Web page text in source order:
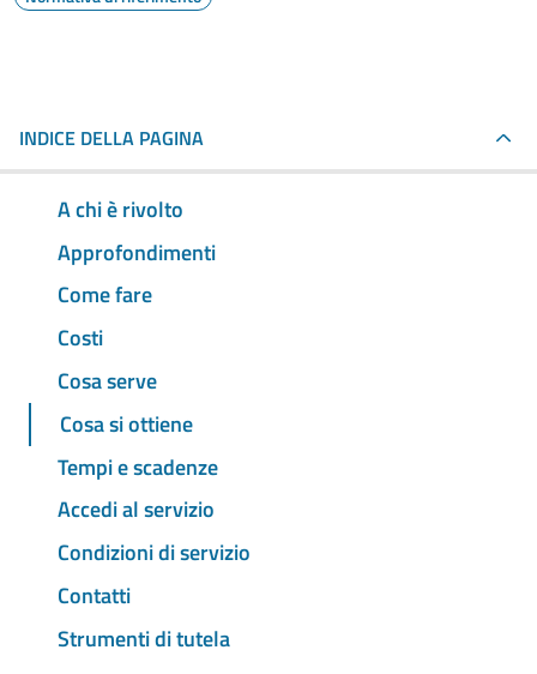
INDICE DELLA PAGINA
A chi è rivolto
Approfondimenti
Come fare
Costi
Cosa serve
Cosa si ottiene
Tempi e scadenze
Accedi al servizio
Condizioni di servizio
Contatti
Strumenti di tutela